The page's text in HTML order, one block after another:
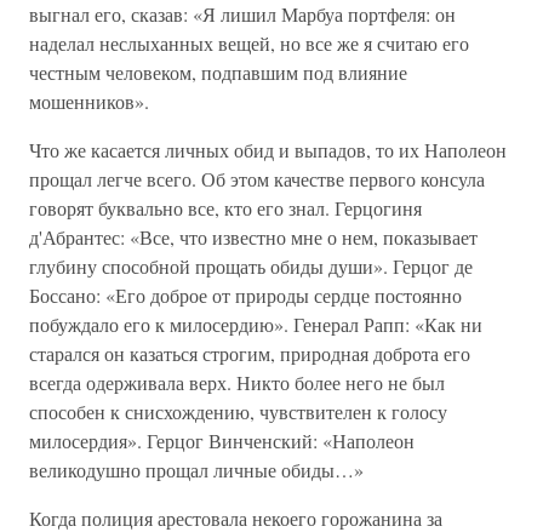
выгнал его, сказав: «Я лишил Марбуа портфеля: он
наделал неслыханных вещей, но все же я считаю его
честным человеком, подпавшим под влияние
мошенников».
Что же касается личных обид и выпадов, то их Наполеон
прощал легче всего. Об этом качестве первого консула
говорят буквально все, кто его знал. Герцогиня
д'Абрантес: «Все, что известно мне о нем, показывает
глубину способной прощать обиды души». Герцог де
Боссано: «Его доброе от природы сердце постоянно
побуждало его к милосердию». Генерал Рапп: «Как ни
старался он казаться строгим, природная доброта его
всегда одерживала верх. Никто более него не был
способен к снисхождению, чувствителен к голосу
милосердия». Герцог Винченский: «Наполеон
великодушно прощал личные обиды…»
Когда полиция арестовала некоего горожанина за